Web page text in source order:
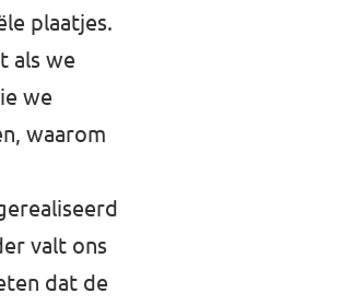
plaatjes.
als we
we
waarom
valt ons
dat de